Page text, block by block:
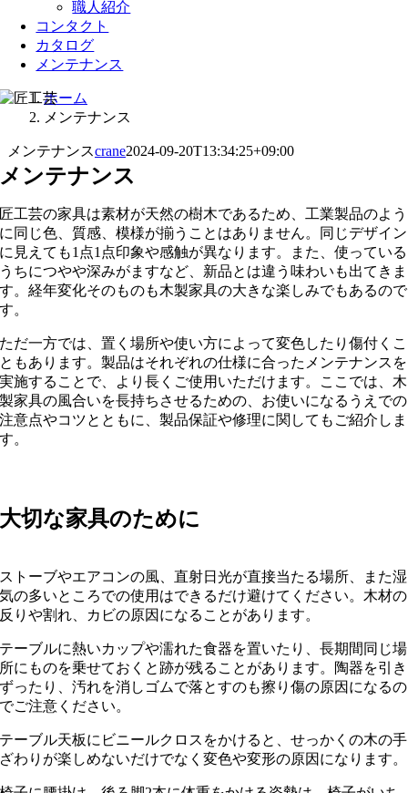
職人紹介
コンタクト
カタログ
メンテナンス
ホーム
メンテナンス
メンテナンスcrane2024-09-20T13:34:25+09:00
メンテナンス
匠工芸の家具は素材が天然の樹木であるため、工業製品のよう
に同じ色、質感、模様が揃うことはありません。同じデザイン
に見えても1点1点印象や感触が異なります。また、使っている
うちにつやや深みがますなど、新品とは違う味わいも出てきま
す。経年変化そのものも木製家具の大きな楽しみでもあるので
す。
ただ一方では、置く場所や使い方によって変色したり傷付くこ
ともあります。製品はそれぞれの仕様に合ったメンテナンスを
実施することで、より長くご使用いただけます。ここでは、木
製家具の風合いを長持ちさせるための、お使いになるうえでの
注意点やコツとともに、製品保証や修理に関してもご紹介しま
す。
大切な家具のために
ストーブやエアコンの風、直射日光が直接当たる場所、また湿
気の多いところでの使用はできるだけ避けてください。木材の
反りや割れ、カビの原因になることがあります。
テーブルに熱いカップや濡れた食器を置いたり、長期間同じ場
所にものを乗せておくと跡が残ることがあります。陶器を引き
ずったり、汚れを消しゴムで落とすのも擦り傷の原因になるの
でご注意ください。
テーブル天板にビニールクロスをかけると、せっかくの木の手
ざわりが楽しめないだけでなく変色や変形の原因になります。